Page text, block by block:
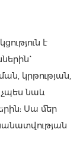
է
կրթության,
նաև
Սա մեր